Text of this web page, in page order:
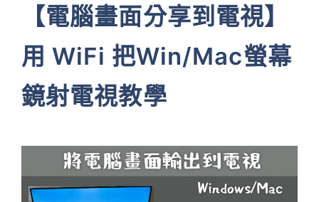
【電腦畫面分享到電視】
用 WiFi 把Win/Mac螢幕
鏡射電視教學